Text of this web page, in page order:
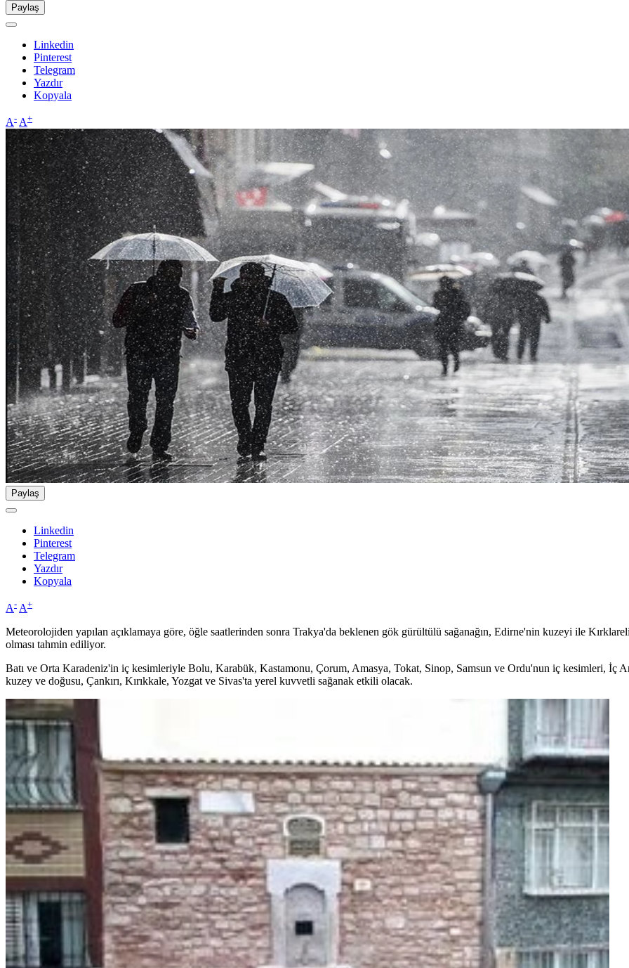
Paylaş
Linkedin
Pinterest
Telegram
Yazdır
Kopyala
A- A+
Paylaş
Linkedin
Pinterest
Telegram
Yazdır
Kopyala
A- A+
Meteorolojiden yapılan açıklamaya göre, öğle saatlerinden sonra Trakya'da beklenen gök gürültülü sağanağın, Edirne'nin kuzeyi ile
olması tahmin ediliyor.
Batı ve Orta Karadeniz'in iç kesimleriyle Bolu, Karabük, Kastamonu, Çorum, Amasya, Tokat, Sinop, Samsun ve Ordu'nun iç kesimleri, İç
kuzey ve doğusu, Çankırı, Kırıkkale, Yozgat ve Sivas'ta yerel kuvvetli sağanak etkili olacak.